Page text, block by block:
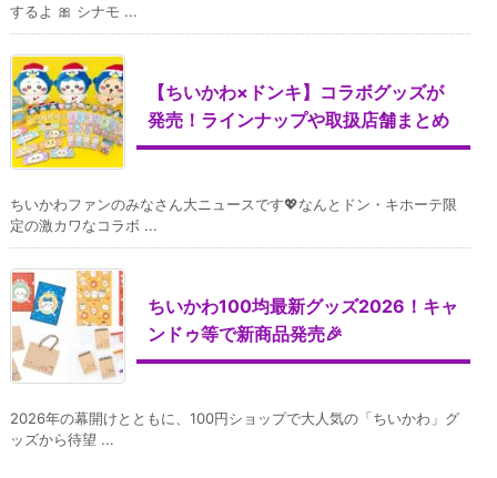
するよ 🎀 シナモ ...
【ちいかわ×ドンキ】コラボグッズが
発売！ラインナップや取扱店舗まとめ
ちいかわファンのみなさん大ニュースです💖なんとドン・キホーテ限
定の激カワなコラボ ...
ちいかわ100均最新グッズ2026！キャ
ンドゥ等で新商品発売🎉
2026年の幕開けとともに、100円ショップで大人気の「ちいかわ」グ
ッズから待望 ...